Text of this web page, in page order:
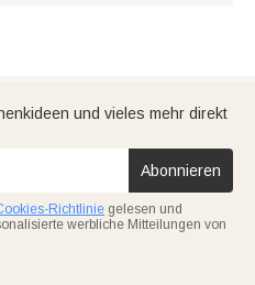
und vieles mehr direkt
Abonnieren
Richtlinie gelesen und
werbliche Mitteilungen von